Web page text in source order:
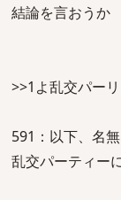
結論を言おうか
>>1よ乱交パー
591：以下、名
乱交パーティー